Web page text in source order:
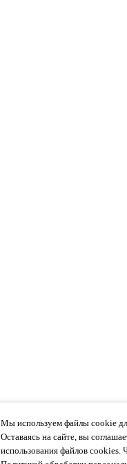
Мы используем файлы cookie
Оставаясь на сайте, вы
использования файлов cookies.